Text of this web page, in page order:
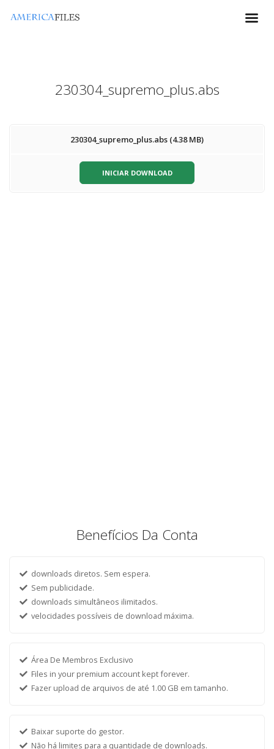
230304_supremo_plus.abs
230304_supremo_plus.abs (4.38 MB)
INICIAR DOWNLOAD
Benefícios Da Conta
downloads diretos. Sem espera.
Sem publicidade.
downloads simultâneos ilimitados.
velocidades possíveis de download máxima.
Área De Membros Exclusivo
Files in your premium account kept forever.
Fazer upload de arquivos de até 1.00 GB em tamanho.
Baixar suporte do gestor.
Não há limites para a quantidade de downloads.